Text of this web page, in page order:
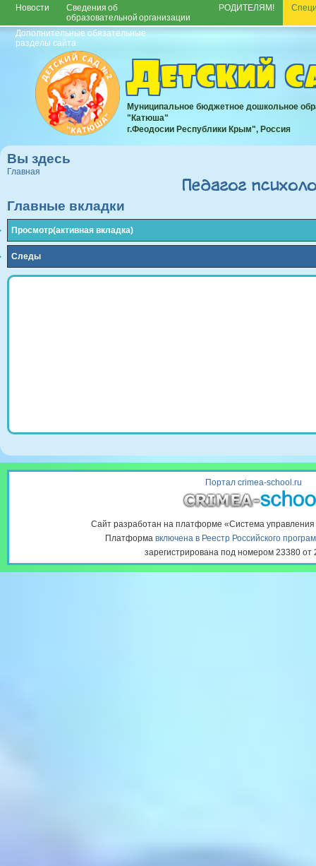
Новости
Сведения об
образовательной организации
РОДИТЕЛЯМ!
Дополнительные обязательные
разделы сайта
Детский
Муниципальное бюджетное дошкольное
"Катюша"
г.Феодосии Республики Крым", Россия
Вы здесь
Главная
Педагог
Главные вкладки
Просмотр(активная вкладка)
Следы
Портал crimea-school.ru
Сайт разработан на платформе «Система
Платформа включена в Реестр Российского
зарегистрирована под номером 23380 от